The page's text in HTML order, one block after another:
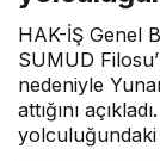
HAK-İŞ Genel
SUMUD
nedeniyle
attığını
yolculuğundaki